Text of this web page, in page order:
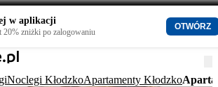
w aplikacji
20% zniżki po zalogowaniu
OTWÓRZ
Noclegi KłodzkoApartamenty Kłodzko